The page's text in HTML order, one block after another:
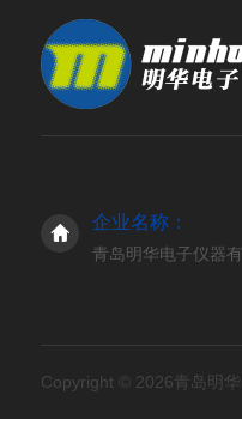
企业名称：
青岛明华电子仪器
Copyright © 2026青岛明